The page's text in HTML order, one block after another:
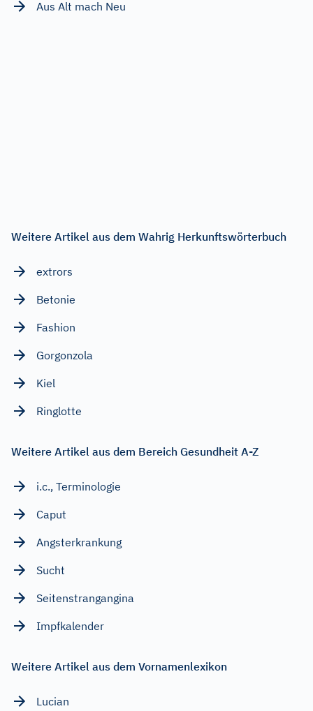
Aus Alt mach Neu
Weitere Artikel aus dem Wahrig Herkunftswörterbuch
extrors
Betonie
Fashion
Gorgonzola
Kiel
Ringlotte
Weitere Artikel aus dem Bereich Gesundheit A-Z
i.c., Terminologie
Caput
Angsterkrankung
Sucht
Seitenstrangangina
Impfkalender
Weitere Artikel aus dem Vornamenlexikon
Lucian